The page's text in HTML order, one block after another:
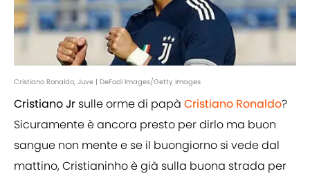
Cristiano Ronaldo, Juve | DeFodi Images/Getty Images
Cristiano Jr sulle orme di papà Cristiano Ronaldo?
Sicuramente è ancora presto per dirlo ma buon
sangue non mente e se il buongiorno si vede dal
mattino, Cristianinho è già sulla buona strada per